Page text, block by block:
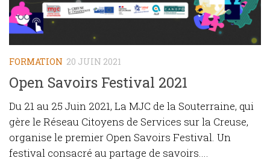
FORMATION 20 JUIN 2021
Open Savoirs Festival 2021
Du 21 au 25 Juin 2021, La MJC de la Souterraine, qui
gère le Réseau Citoyens de Services sur la Creuse,
organise le premier Open Savoirs Festival. Un
festival consacré au partage de savoirs....